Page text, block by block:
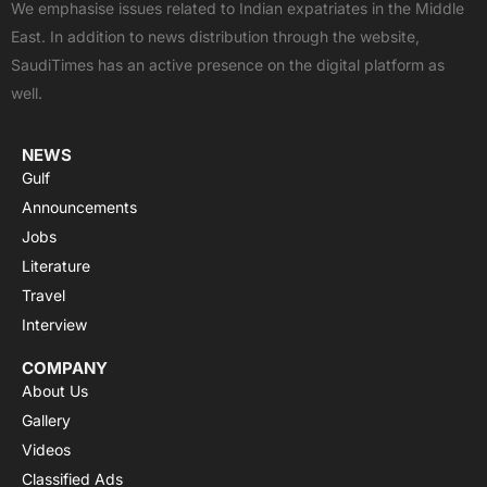
o
o
k
t
t
e
b
e
a
p
p
g
r
a
We emphasise issues related to Indian expatriates in the Middle
East. In addition to news distribution through the website,
SaudiTimes has an active presence on the digital platform as
well.
NEWS
Gulf
Announcements
Jobs
Literature
Travel
Interview
COMPANY
About Us
Gallery
Videos
Classified Ads